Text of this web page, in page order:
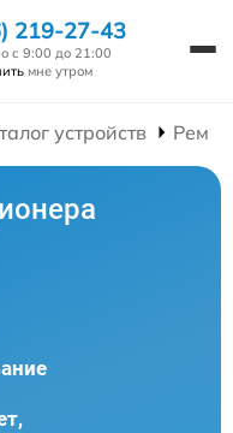
219-27-43
с 9:00 до 21:00
мне утром
устройств